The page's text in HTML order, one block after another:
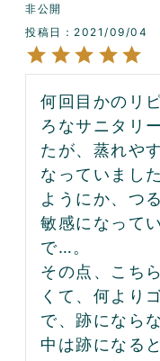
非公開
投稿日
2021/09/04
何回目かのリ
ろなサニタリ
たが、蒸れや
なっていまし
ようにか、つ
敏感になって
で…。
その点、こち
くて、何より
で、跡になら
中は跡になる